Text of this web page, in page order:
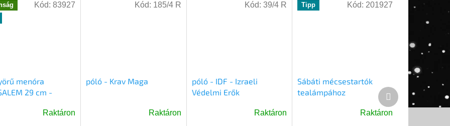
menóra
29 cm -
Raktáron
Kód: 83927
póló - Krav Maga
Raktáron
Kód: 185/4 R
póló - IDF - Izraeli
Védelmi Erők
Raktáron
Kód:39/4 R Tipp
Sábáti mécsestartók
tealámpához
Raktáron
Kód: 201927
Következő
termék